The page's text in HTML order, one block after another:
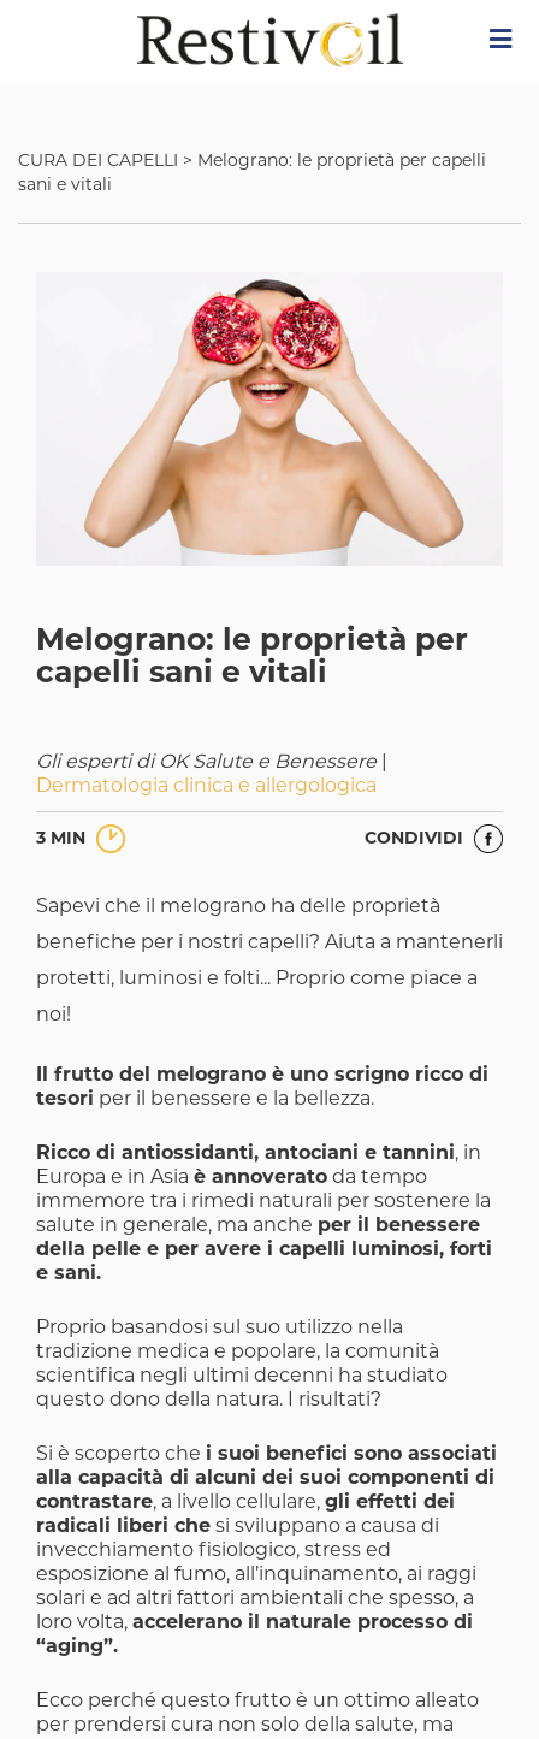
CURA DEI CAPELLI > Melograno: le proprietà per capelli
sani e vitali
Melograno: le proprietà per
capelli sani e vitali
Gli esperti di OK Salute e Benessere
Dermatologia clinica e allergologica
3 MIN CONDIVIDI
Sapevi che il melograno ha delle proprietà
benefiche per i nostri capelli? Aiuta a mantenerli
protetti, luminosi e folti... Proprio come piace a
noi!
Il frutto del melograno è uno scrigno ricco di
tesori per il benessere e la bellezza.
Ricco di antiossidanti, antociani e tannini, in
Europa e in Asia è annoverato da tempo
immemore tra i rimedi naturali per sostenere la
salute in generale, ma anche per il benessere
della pelle e per avere i capelli luminosi, forti
e sani.
Proprio basandosi sul suo utilizzo nella
tradizione medica e popolare, la comunità
scientifica negli ultimi decenni ha studiato
questo dono della natura. I risultati?
Si è scoperto che i suoi benefici sono associati
alla capacità di alcuni dei suoi componenti di
contrastare, a livello cellulare, gli effetti dei
radicali liberi che si sviluppano a causa di
invecchiamento fisiologico, stress ed
esposizione al fumo, all’inquinamento, ai raggi
solari e ad altri fattori ambientali che spesso, a
loro volta, accelerano il naturale processo di
“aging”.
Ecco perché questo frutto è un ottimo alleato
per prendersi cura non solo della salute, ma